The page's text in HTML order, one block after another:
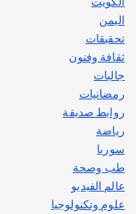
اليمن
تحقيقات
ثقافة وفنون
جاليات
رمضانيات
روابط صديقة
رياضة
سوريا
طب وصحة
عالم الفيديو
علوم وتكنولوجيا